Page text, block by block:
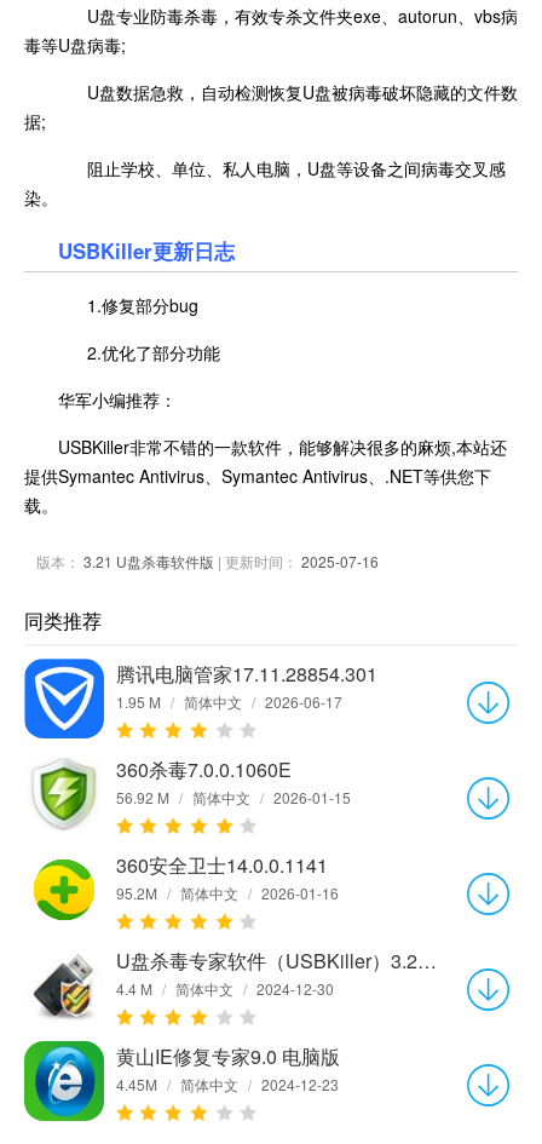
U盘专业防毒杀毒，有效专杀文件夹exe、autorun、vbs病
毒等U盘病毒;
U盘数据急救，自动检测恢复U盘被病毒破坏隐藏的文件数
据;
阻止学校、单位、私人电脑，U盘等设备之间病毒交叉感
染。
USBKiller更新日志
1.修复部分bug
2.优化了部分功能
华军小编推荐：
USBKiller非常不错的一款软件，能够解决很多的麻烦,本站还
提供Symantec Antivirus、Symantec Antivirus、.NET等供您下
载。
版本： 3.21 U盘杀毒软件版 | 更新时间： 2025-07-16
同类推荐
腾讯电脑管家17.11.28854.301
1.95 M / 简体中文 / 2026-06-17
360杀毒7.0.0.1060E
56.92 M / 简体中文 / 2026-01-15
360安全卫士14.0.0.1141
95.2M / 简体中文 / 2026-01-16
U盘杀毒专家软件（USBKiller）3.21 单机版
4.4 M / 简体中文 / 2024-12-30
黄山IE修复专家9.0 电脑版
4.45M / 简体中文 / 2024-12-23